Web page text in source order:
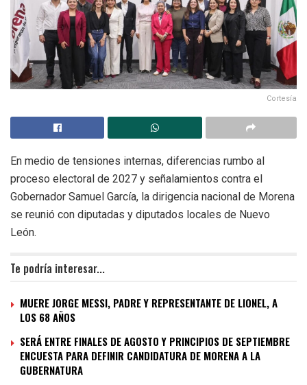
Cortesía
En medio de tensiones internas, diferencias rumbo al
proceso electoral de 2027 y señalamientos contra el
Gobernador Samuel García, la dirigencia nacional de Morena
se reunió con diputadas y diputados locales de Nuevo
León.
Te podría interesar...
MUERE JORGE MESSI, PADRE Y REPRESENTANTE DE LIONEL, A
LOS 68 AÑOS
SERÁ ENTRE FINALES DE AGOSTO Y PRINCIPIOS DE SEPTIEMBRE
ENCUESTA PARA DEFINIR CANDIDATURA DE MORENA A LA
GUBERNATURA